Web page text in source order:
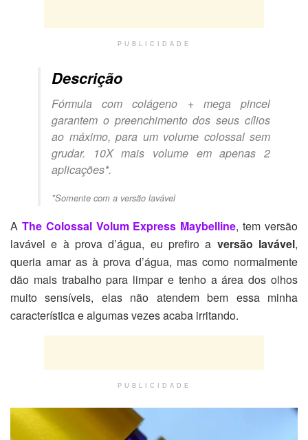
PUBLICIDADE
Descrição
Fórmula com colágeno + mega pincel
garantem o preenchimento dos seus cílios
ao máximo, para um volume colossal sem
grudar. 10X mais volume em apenas 2
aplicações*.
*Somente com a versão lavável
A The Colossal Volum Express Maybelline, tem versão
lavável e à prova d’água, eu prefiro a versão lavável,
queria amar as à prova d’água, mas como normalmente
dão mais trabalho para limpar e tenho a área dos olhos
muito sensíveis, elas não atendem bem essa minha
característica e algumas vezes acaba irritando.
PUBLICIDADE